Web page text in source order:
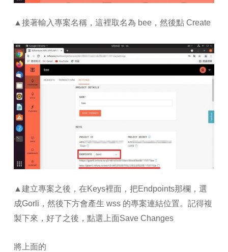
▲接著輸入專案名稱，這裡取名為 bee，然後點 Create
▲建立專案之後，在Keys裡面，把Endpoints那欄，選
成Gorli，然後下方會產生 wss 的專案連結位置。記得複
製下來，好了之後，點選上面Save Changes
將上面的